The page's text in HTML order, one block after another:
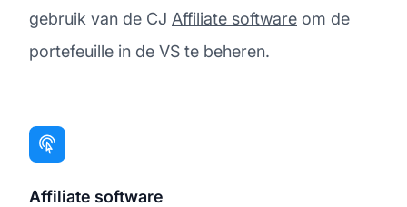
gebruik van de CJ Affiliate software om de
portefeuille in de VS te beheren.
Affiliate software